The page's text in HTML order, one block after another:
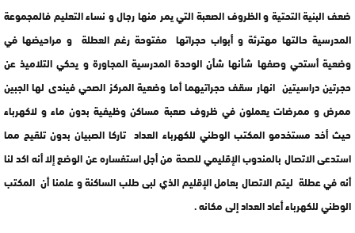
ضعف البنية التحتية و الظروف الصعبة التي يمر منها رجال و نساء التعليم فالمجموعة
المدرسية حالتها مهترئة و أبواب حجراتها مفتوحة رغم العطلة و مراحيضها في
وضعية أستحي وصفها شأنها شأن الوحدة المدرسية المجاورة و يحكي التلاميذ عن
حجرتين دراسيتين انهار سقف حجراتيهما أما وضعية المركز الصحي فيندى لها الجبين
ممرض و ممرضات يعملون في ظروف صعبة مساكن وظيفية بدون ماء و لاكهرباء
حيث أخد مستخدمو المكتب الوطني للكهرباء العداد تاركا الصبيان بدون تلقيح مما
استدعى الاتصال بالمندوب الإقليمي للصحة من أجل استفساره عن الوضع إلا أنه اكد لنا
أنه في عطلة ليتم الاتصال بعامل الإقليم الذي لبى طلب الساكنة و علمنا أن المكتب
الوطني للكهرباء أعاد العداد إلى مكانه .